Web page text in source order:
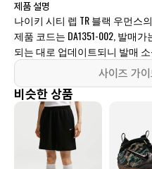
제품 설명
나이키 시티 렙 TR 블랙 우먼스
제품 코드는 DA1351-002, 발매
되는 대로 업데이트되니 발매
사이즈 가
비슷한 상품